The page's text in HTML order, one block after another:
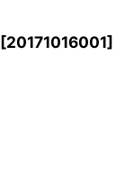
[20171016001]